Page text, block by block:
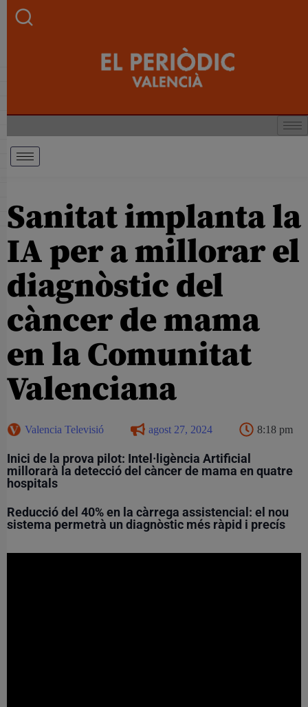
Sanitat implanta la
IA per a millorar el
diagnòstic del
càncer de mama
en la Comunitat
Valenciana
Valencia Televisió agost 27, 2024 8:18 pm
Inici de la prova pilot: Intel·ligència Artificial
millorarà la detecció del càncer de mama en quatre
hospitals
Reducció del 40% en la càrrega assistencial: el nou
sistema permetrà un diagnòstic més ràpid i precís